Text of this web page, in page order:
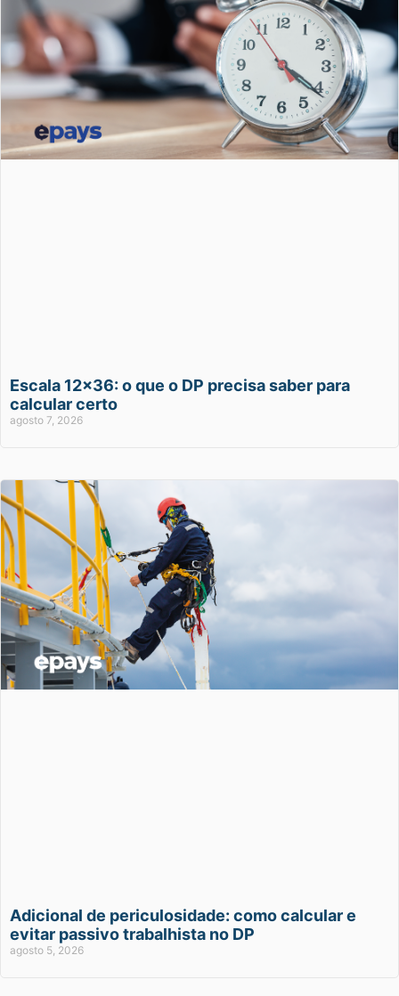
Escala 12×36: o que o DP precisa saber para
calcular certo
agosto 7, 2026
Adicional de periculosidade: como calcular e
evitar passivo trabalhista no DP
agosto 5, 2026